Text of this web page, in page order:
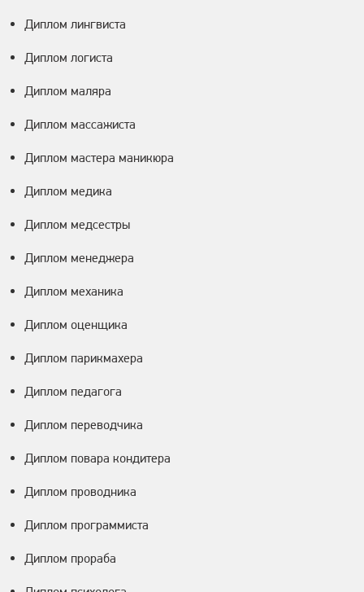
Диплом лингвиста
Диплом логиста
Диплом маляра
Диплом массажиста
Диплом мастера маникюра
Диплом медика
Диплом медсестры
Диплом менеджера
Диплом механика
Диплом оценщика
Диплом парикмахера
Диплом педагога
Диплом переводчика
Диплом повара кондитера
Диплом проводника
Диплом программиста
Диплом прораба